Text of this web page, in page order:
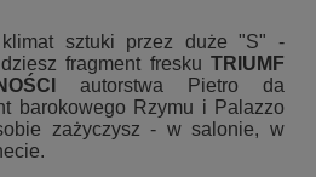
sztuki przez duże "S" -
fragment fresku TRIUMF
autorstwa Pietro da
barokowego Rzymu i Palazzo
zażyczysz - w salonie, w